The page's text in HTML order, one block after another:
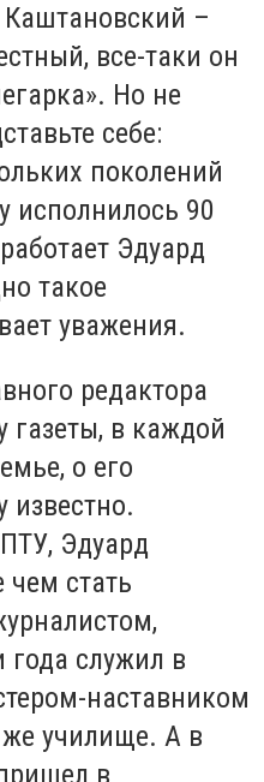
–
все-таки он
Но не
себе:
поколений
исполнилось 90
Эдуард
такое
уважения.
редактора
газеты, в каждой
о его
известно.
Эдуард
стать
года служил в
наставником
училище. А в
в